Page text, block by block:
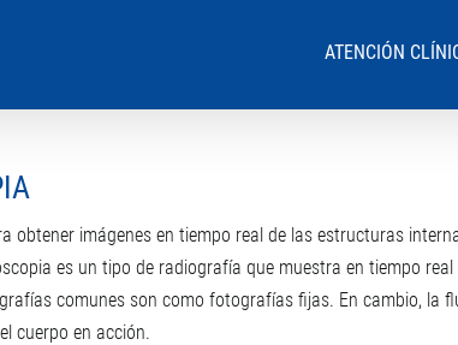
ATENCIÓN
obtener imágenes en tiempo real de las estructuras
es un tipo de radiografía que muestra en tiempo
comunes son como fotografías fijas. En cambio, la
cuerpo en acción.